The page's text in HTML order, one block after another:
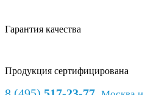
Гарантия качества
Продукция сертифицирована